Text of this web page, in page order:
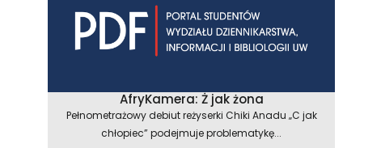
Następny AfryKamera: Ż jak żona
Pełnometrażowy debiut reżyserki Chiki Anadu „C jak
chłopiec” podejmuje problematykę...